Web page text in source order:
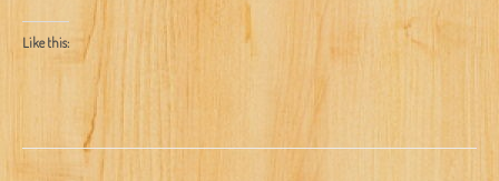
Like this: